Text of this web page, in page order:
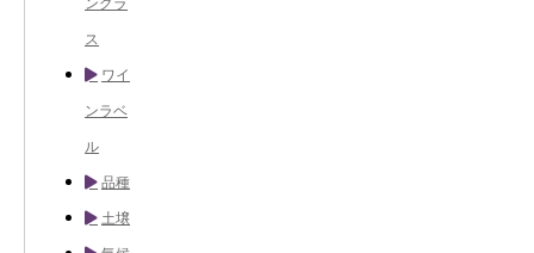
ス
ワイ
ンラベ
ル
品種
土壌